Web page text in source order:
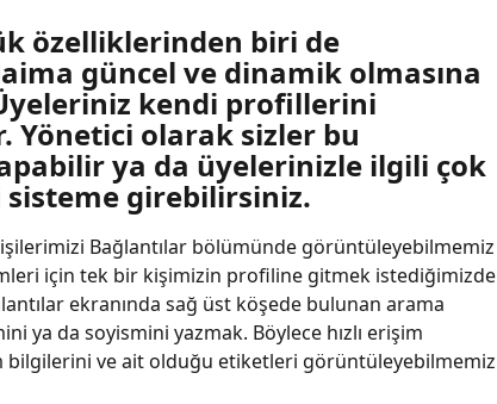
özelliklerinden biri de
güncel ve dinamik olmasına
kendi profillerini
Yönetici olarak sizler bu
ya da üyelerinizle ilgili çok
girebilirsiniz.
Bağlantılar bölümünde görüntüleyebilmemiz
için tek bir kişimizin profiline gitmek istediğimizde
ekranında sağ üst köşede bulunan arama
ya da soyismini yazmak. Böylece hızlı erişim
bilgilerini ve ait olduğu etiketleri görüntüleyebilmemiz